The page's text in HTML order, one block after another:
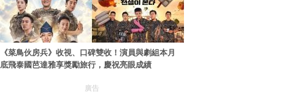
《菜鳥伙房兵》收視、口碑雙收！演員與劇組本月
底飛泰國芭達雅享獎勵旅行，慶祝亮眼成績
廣告